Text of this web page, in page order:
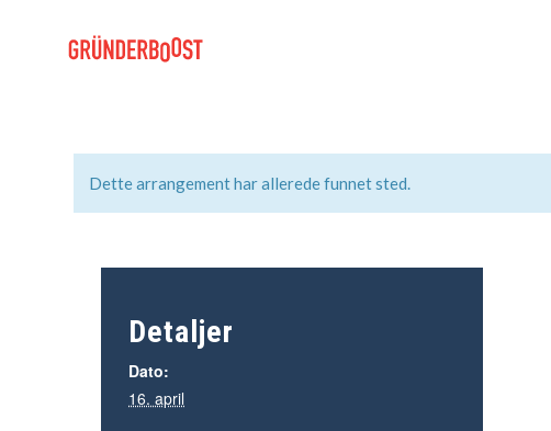
Dette arrangement har allerede funnet sted.
Detaljer
Dato:
16. april